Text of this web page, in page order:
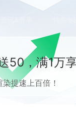
50，满1万
提速上百倍！